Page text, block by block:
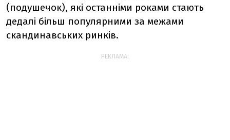
(подушечок), які останніми роками стають
дедалі більш популярними за межами
скандинавських ринків.
РЕКЛАМА: